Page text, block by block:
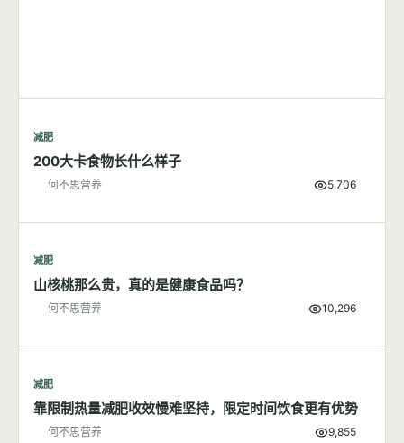
减肥
200大卡食物长什么样子
何不思营养 5,706
减肥
山核桃那么贵，真的是健康食品吗？
何不思营养 10,296
减肥
靠限制热量减肥收效慢难坚持，限定时间饮食更有优势
何不思营养 9,855